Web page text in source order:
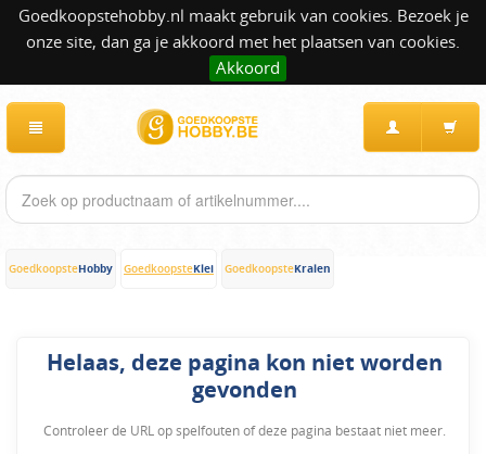
Goedkoopstehobby.nl maakt gebruik van cookies. Bezoek je
onze site, dan ga je akkoord met het plaatsen van cookies.
Akkoord
GoedkoopsteHobby GoedkoopsteKlei GoedkoopsteKralen
Helaas, deze pagina kon niet worden
gevonden
Controleer de URL op spelfouten of deze pagina bestaat niet meer.